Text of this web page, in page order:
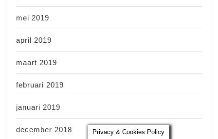
mei 2019
april 2019
maart 2019
februari 2019
januari 2019
december 2018 Privacy & Cookies Policy